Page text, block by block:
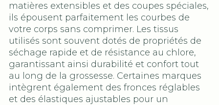
matières extensibles et des coupes spéciales,
ils épousent parfaitement les courbes de
votre corps sans comprimer. Les tissus
utilisés sont souvent dotés de propriétés de
séchage rapide et de résistance au chlore,
garantissant ainsi durabilité et confort tout
au long de la grossesse. Certaines marques
intègrent également des fronces réglables
et des élastiques ajustables pour un